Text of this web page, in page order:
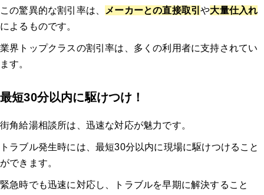
この驚異的な割引率は、 メーカーとの直接取引や大量仕入れ
によるものです。
業界トップクラスの割引率は、多くの利用者に支持されてい
ます。
最短30分以内に駆けつけ！
街角給湯相談所は、迅速な対応が魅力です。
トラブル発生時には、最短30分以内に現場に駆けつけること
ができます。
緊急時でも迅速に対応し、トラブルを早期に解決すること